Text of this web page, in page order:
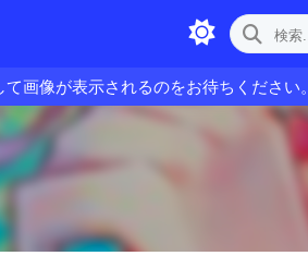
画像が表示されるのをお待ちください。